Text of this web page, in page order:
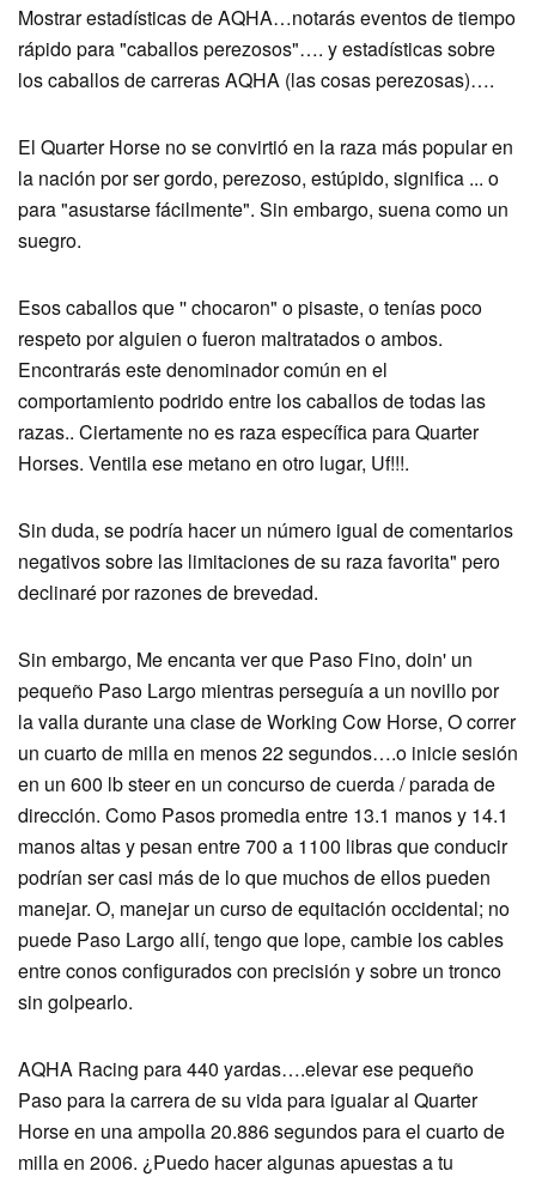
Mostrar estadísticas de AQHA…notarás eventos de tiempo
rápido para "caballos perezosos"…. y estadísticas sobre
los caballos de carreras AQHA (las cosas perezosas)….
El Quarter Horse no se convirtió en la raza más popular en
la nación por ser gordo, perezoso, estúpido, significa ... o
para "asustarse fácilmente". Sin embargo, suena como un
suegro.
Esos caballos que '' chocaron" o pisaste, o tenías poco
respeto por alguien o fueron maltratados o ambos.
Encontrarás este denominador común en el
comportamiento podrido entre los caballos de todas las
razas.. Ciertamente no es raza específica para Quarter
Horses. Ventila ese metano en otro lugar, Uf!!!.
Sin duda, se podría hacer un número igual de comentarios
negativos sobre las limitaciones de su raza favorita" pero
declinaré por razones de brevedad.
Sin embargo, Me encanta ver que Paso Fino, doin' un
pequeño Paso Largo mientras perseguía a un novillo por
la valla durante una clase de Working Cow Horse, O correr
un cuarto de milla en menos 22 segundos….o inicie sesión
en un 600 lb steer en un concurso de cuerda / parada de
dirección. Como Pasos promedia entre 13.1 manos y 14.1
manos altas y pesan entre 700 a 1100 libras que conducir
podrían ser casi más de lo que muchos de ellos pueden
manejar. O, manejar un curso de equitación occidental; no
puede Paso Largo allí, tengo que lope, cambie los cables
entre conos configurados con precisión y sobre un tronco
sin golpearlo.
AQHA Racing para 440 yardas….elevar ese pequeño
Paso para la carrera de su vida para igualar al Quarter
Horse en una ampolla 20.886 segundos para el cuarto de
milla en 2006. ¿Puedo hacer algunas apuestas a tu